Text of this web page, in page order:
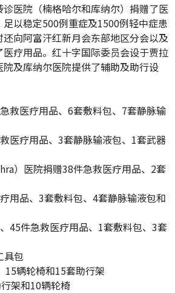
医院（楠格哈尔和库纳尔）捐赠了医
以稳定500例重症及1500例轻中症患
向阿富汗红新月会东部地区分会以及
疗用品。红十字国际委员会设于贾拉
及库纳尔医院提供了辅助及助行设
救医疗用品、6套敷料包、7套静脉输
医疗用品、3套静脉输液包、1套武器
）医院捐赠38件急救医疗用品、2套
用品、3套敷料包、4套静脉输液包和
45件急救医疗用品、1套敷料包、3套
具包
15辆轮椅和15套助行架
架和10辆轮椅